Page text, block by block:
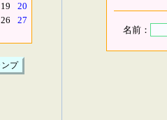
19
20
26
27
名前：